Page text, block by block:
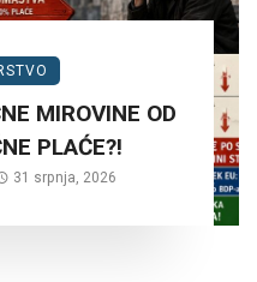
MIROVINE OD
PLAĆE?!
31 srpnja, 2026